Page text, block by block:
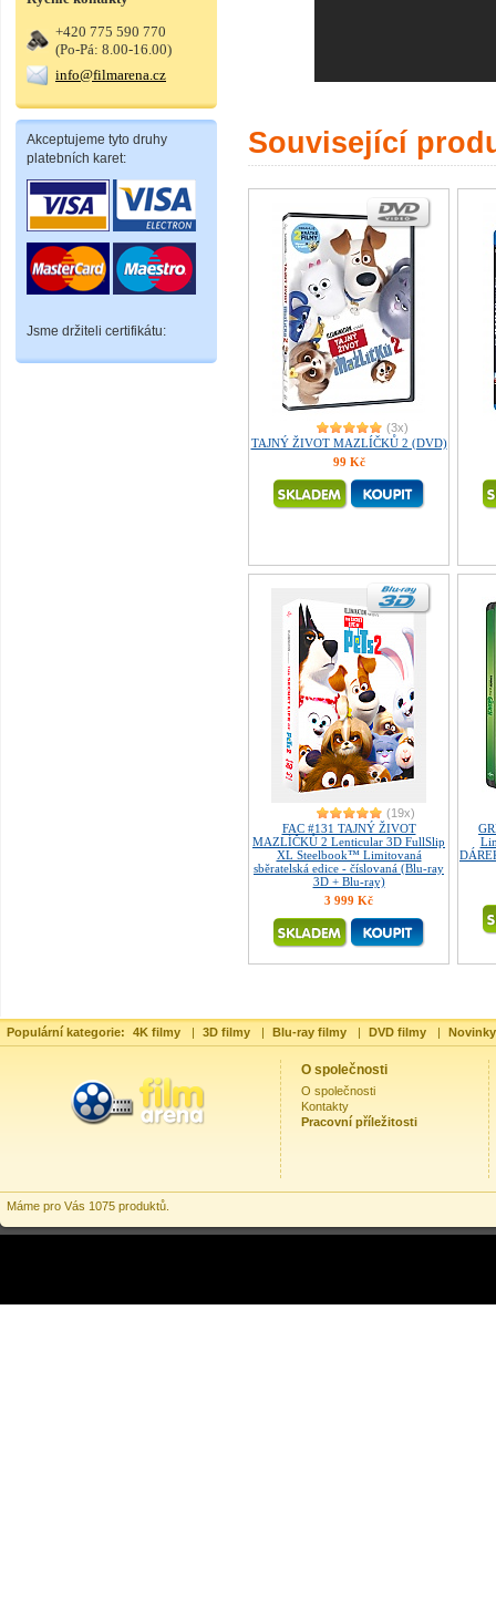
+420 775 590 770
(Po-Pá: 8.00-16.00)
info@filmarena.cz
Akceptujeme tyto druhy
platebních karet:
Jsme držiteli certifikátu:
Související
(3x)
TAJNÝ ŽIVOT MAZLÍČKŮ 2 (DVD)
99 Kč
(19x)
FAC #131 TAJNÝ ŽIVOT
MAZLÍČKŮ 2 Lenticular 3D FullSlip
XL Steelbook™ Limitovaná
sběratelská edice - číslovaná (Blu-ray
3D + Blu-ray)
3 999 Kč
Populární kategorie: 4K filmy | 3D filmy | Blu-ray filmy | DVD filmy |
O společnosti
O společnosti
Kontakty
Pracovní příležitosti
Máme pro Vás 1075 produktů.